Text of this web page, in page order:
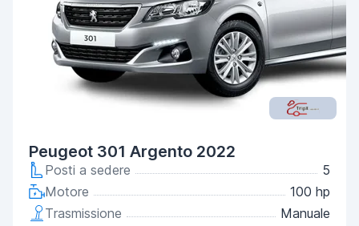
Peugeot 301 Argento 2022
Posti a sedere
5
Motore
100 hp
Trasmissione
Manuale